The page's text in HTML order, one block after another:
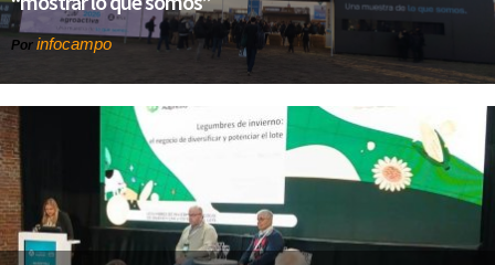
Por infocampo